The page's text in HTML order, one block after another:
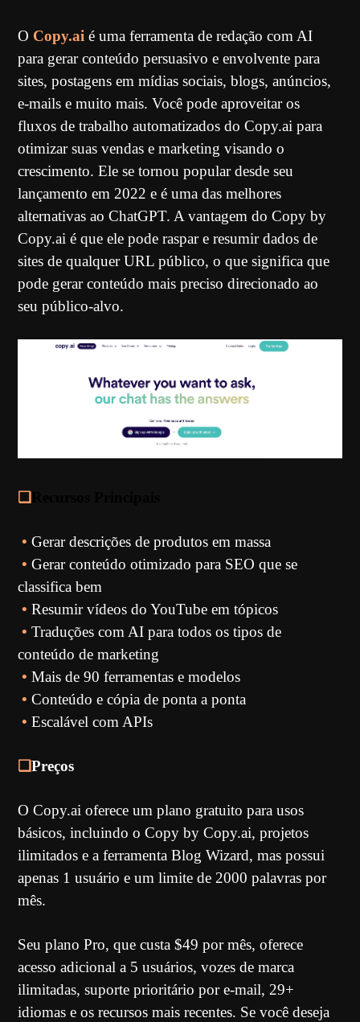
O Copy.ai é uma ferramenta de redação com AI
para gerar conteúdo persuasivo e envolvente para
sites, postagens em mídias sociais, blogs, anúncios,
e-mails e muito mais. Você pode aproveitar os
fluxos de trabalho automatizados do Copy.ai para
otimizar suas vendas e marketing visando o
crescimento. Ele se tornou popular desde seu
lançamento em 2022 e é uma das melhores
alternativas ao ChatGPT. A vantagem do Copy by
Copy.ai é que ele pode raspar e resumir dados de
sites de qualquer URL público, o que significa que
pode gerar conteúdo mais preciso direcionado ao
seu público-alvo.
❏
•Gerar descrições de produtos em massa
•Gerar conteúdo otimizado para SEO que se
classifica bem
•Resumir vídeos do YouTube em tópicos
•Traduções com AI para todos os tipos de
conteúdo de marketing
•Mais de 90 ferramentas e modelos
•Conteúdo e cópia de ponta a ponta
•Escalável com APIs
❏Preços
O Copy.ai oferece um plano gratuito para usos
básicos, incluindo o Copy by Copy.ai, projetos
ilimitados e a ferramenta Blog Wizard, mas possui
apenas 1 usuário e um limite de 2000 palavras por
mês.
Seu plano Pro, que custa $49 por mês, oferece
acesso adicional a 5 usuários, vozes de marca
ilimitadas, suporte prioritário por e-mail, 29+
idiomas e os recursos mais recentes. Se você deseja